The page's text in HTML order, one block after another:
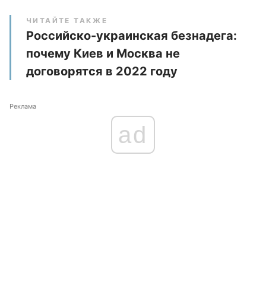
ЧИТАЙТЕ ТАКЖЕ
Российско-украинская безнадега:
почему Киев и Москва не
договорятся в 2022 году
Реклама
ad